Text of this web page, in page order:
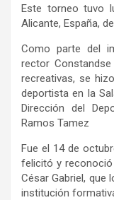
Este torneo tuvo
Alicante, España,
Como parte del
rector
recreativas, se
deportista en la
Dirección del
Ramos Tamez
Fue el 14 de
felicitó y
César Gabriel, que
institución